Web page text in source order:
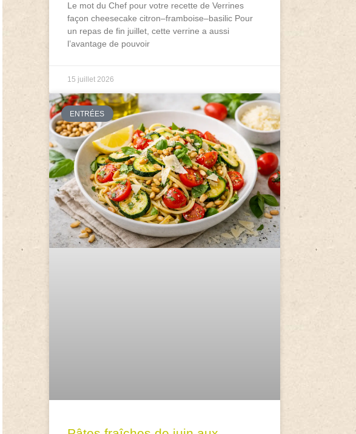
Le mot du Chef pour votre recette de Verrines
façon cheesecake citron–framboise–basilic Pour
un repas de fin juillet, cette verrine a aussi
l’avantage de pouvoir
15 juillet 2026
ENTRÉES